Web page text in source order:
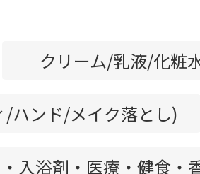
クリーム/乳液/化粧
/ハンド/メイク落とし)
入浴剤・医療・健食・